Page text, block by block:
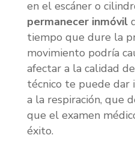
en el escáner o
permanecer inmóvil
tiempo que dure la
movimiento podría
afectar a la calidad
técnico te puede dar
a la respiración, que
que el examen
éxito.